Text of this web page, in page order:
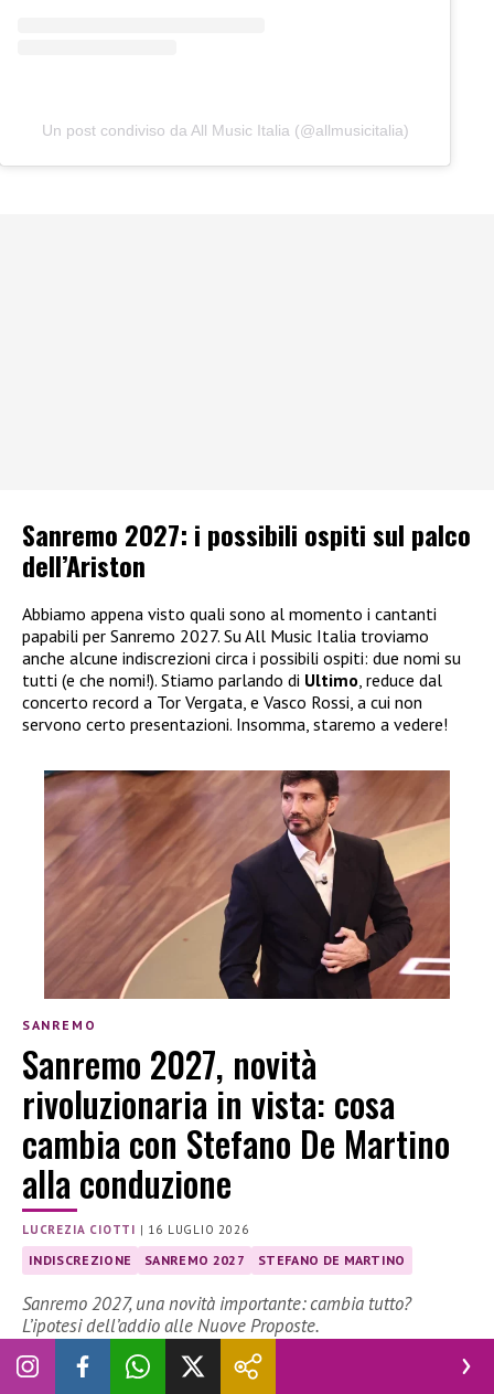
Un post condiviso da All Music Italia (@allmusicitalia)
Sanremo 2027: i possibili ospiti sul palco
dell’Ariston
Abbiamo appena visto quali sono al momento i cantanti
papabili per Sanremo 2027. Su All Music Italia troviamo
anche alcune indiscrezioni circa i possibili ospiti: due nomi su
tutti (e che nomi!). Stiamo parlando di Ultimo, reduce dal
concerto record a Tor Vergata, e Vasco Rossi, a cui non
servono certo presentazioni. Insomma, staremo a vedere!
SANREMO
Sanremo 2027, novità
rivoluzionaria in vista: cosa
cambia con Stefano De Martino
alla conduzione
LUCREZIA CIOTTI | 16 LUGLIO 2026
INDISCREZIONE SANREMO 2027 STEFANO DE MARTINO
Sanremo 2027, una novità importante: cambia tutto?
L’ipotesi dell’addio alle Nuove Proposte.
Sanremo 2027verso una nuova era: il Festival sembra